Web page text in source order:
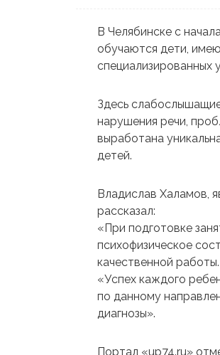
В Челябинске с
обучаются дети,
специализированных
Здесь
нарушения речи,
выработана
детей.
Владислав Халамов,
рассказал:
«При подготовке
психофизическое
качественной
«Успех каждого
по данному
диагнозы».
Портал «up74.ru»